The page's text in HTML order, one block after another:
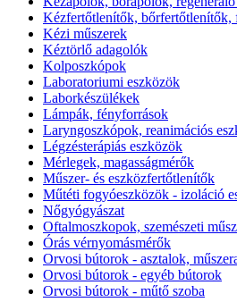
Kézfertőtlenítők, bőrfertőtlenítők,
Kézi műszerek
Kéztörlő adagolók
Kolposzkópok
Laboratoriumi eszközök
Laborkészülékek
Lámpák, fényforrások
Laryngoszkópok, reanimációs
Légzésterápiás eszközök
Mérlegek, magasságmérők
Műszer- és eszközfertőtlenítők
Műtéti fogyóeszközök - izoláció
Nőgyógyászat
Oftalmoszkopok, szemészeti
Órás vérnyomásmérők
Orvosi bútorok - asztalok,
Orvosi bútorok - egyéb bútorok
Orvosi bútorok - műtő szoba